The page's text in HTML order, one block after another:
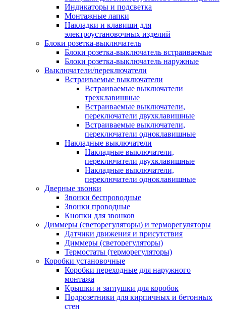
Индикаторы и подсветка
Монтажные лапки
Накладки и клавиши для
электроустановочных изделий
Блоки розетка-выключатель
Блоки розетка-выключатель встраиваемые
Блоки розетка-выключатель наружные
Выключатели/переключатели
Встраиваемые выключатели
Встраиваемые выключатели
трехклавишные
Встраиваемые выключатели,
переключатели двухклавишные
Встраиваемые выключатели,
переключатели одноклавишные
Накладные выключатели
Накладные выключатели,
переключатели двухклавишные
Накладные выключатели,
переключатели одноклавишные
Дверные звонки
Звонки беспроводные
Звонки проводные
Кнопки для звонков
Диммеры (светорегуляторы) и терморегуляторы
Датчики движения и присутствия
Диммеры (светорегуляторы)
Термостаты (терморегуляторы)
Коробки установочные
Коробки переходные для наружного
монтажа
Крышки и заглушки для коробок
Подрозетники для кирпичных и бетонных
стен